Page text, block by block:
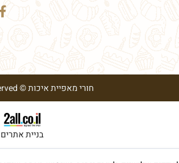
חורי מאפיית איכות © All Rights reserved
בניית אתרים